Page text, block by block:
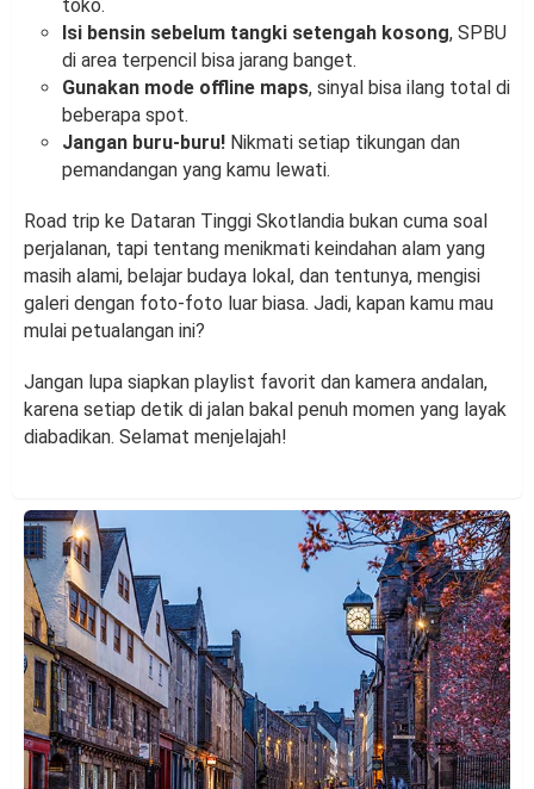
toko.
Isi bensin sebelum tangki setengah kosong, SPBU
di area terpencil bisa jarang banget.
Gunakan mode offline maps, sinyal bisa ilang total di
beberapa spot.
Jangan buru-buru! Nikmati setiap tikungan dan
pemandangan yang kamu lewati.
Road trip ke Dataran Tinggi Skotlandia bukan cuma soal
perjalanan, tapi tentang menikmati keindahan alam yang
masih alami, belajar budaya lokal, dan tentunya, mengisi
galeri dengan foto-foto luar biasa. Jadi, kapan kamu mau
mulai petualangan ini?
Jangan lupa siapkan playlist favorit dan kamera andalan,
karena setiap detik di jalan bakal penuh momen yang layak
diabadikan. Selamat menjelajah!